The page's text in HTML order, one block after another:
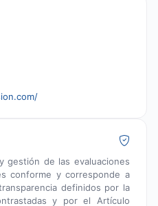
gestión de las evaluaciones
conforme y corresponde a
definidos por la
y por el Artículo